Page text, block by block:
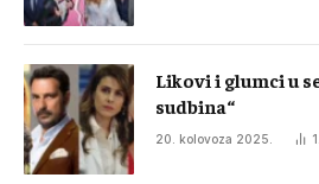
Likovi i glumci u
sudbina“
20. kolovoza 2025.